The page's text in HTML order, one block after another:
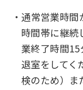
・通常営業時
時間帯に継続
業終了時間
退室をしてく
検のため）ま